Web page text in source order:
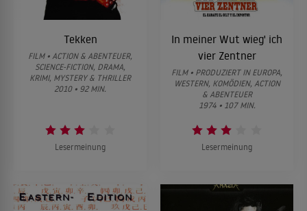
Tekken
FILM • ACTION & ABENTEUER,
SCIENCE-FICTION, DRAMA,
KRIMI, MYSTERY & THRILLER
2010 • 92 MIN.
Lesermeinung
In meiner Wut wieg' ich
vier Zentner
FILM • PRODUZIERT IN EUROPA,
WESTERN, KOMÖDIEN, ACTION
& ABENTEUER
1974 • 107 MIN.
Lesermeinung